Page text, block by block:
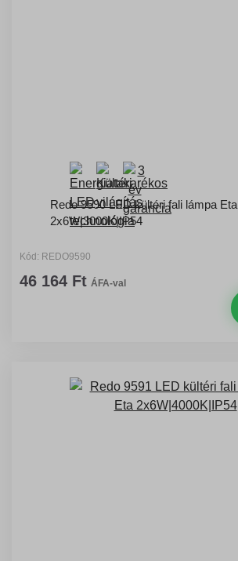
Redo 9590 LED kültéri fali lámpa Eta
2x6W|3000K|IP54
Kód: REDO9590
46 164 Ft ÁFA-val